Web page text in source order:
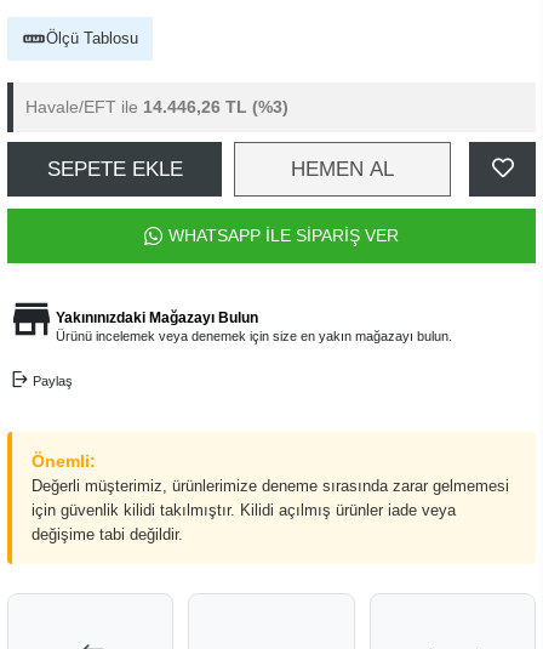
Ölçü Tablosu
Havale/EFT ile 14.446,26 TL (%3)
SEPETE EKLE HEMEN AL
WHATSAPP İLE SİPARİŞ VER
Yakınınızdaki Mağazayı Bulun
Ürünü incelemek veya denemek için size en yakın mağazayı bulun.
Paylaş
Önemli:
Değerli müşterimiz, ürünlerimize deneme sırasında zarar gelmemesi
için güvenlik kilidi takılmıştır. Kilidi açılmış ürünler iade veya
değişime tabi değildir.